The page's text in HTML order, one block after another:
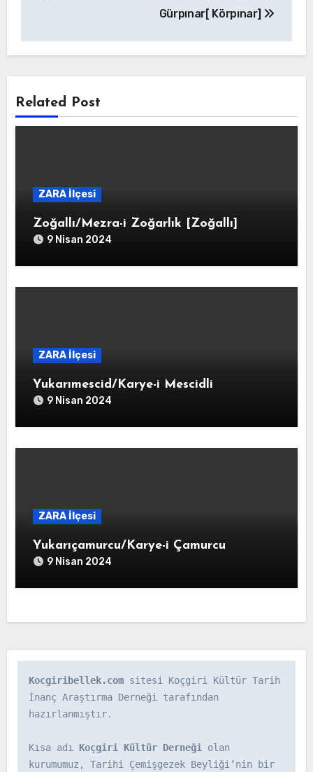
Gürpınar[ Körpınar]
Related Post
ZARA İlçesi
Zoğallı/Mezra-i Zoğarlık [Zoğallı]
9 Nisan 2024
ZARA İlçesi
Yukarımescid/Karye-i Mescidli
9 Nisan 2024
ZARA İlçesi
Yukarıçamurcu/Karye-i Çamurcu
9 Nisan 2024
Kocgiribellek.com sitesi Koçgiri Kültür Tarih
İnanç Araştırma Derneği tarafından
hazırlanmıştır.
Kısa adı Koçgiri Kültür Derneği olan
kurumumuz, Tarihi Çemişgezek Beyliği’nin bir